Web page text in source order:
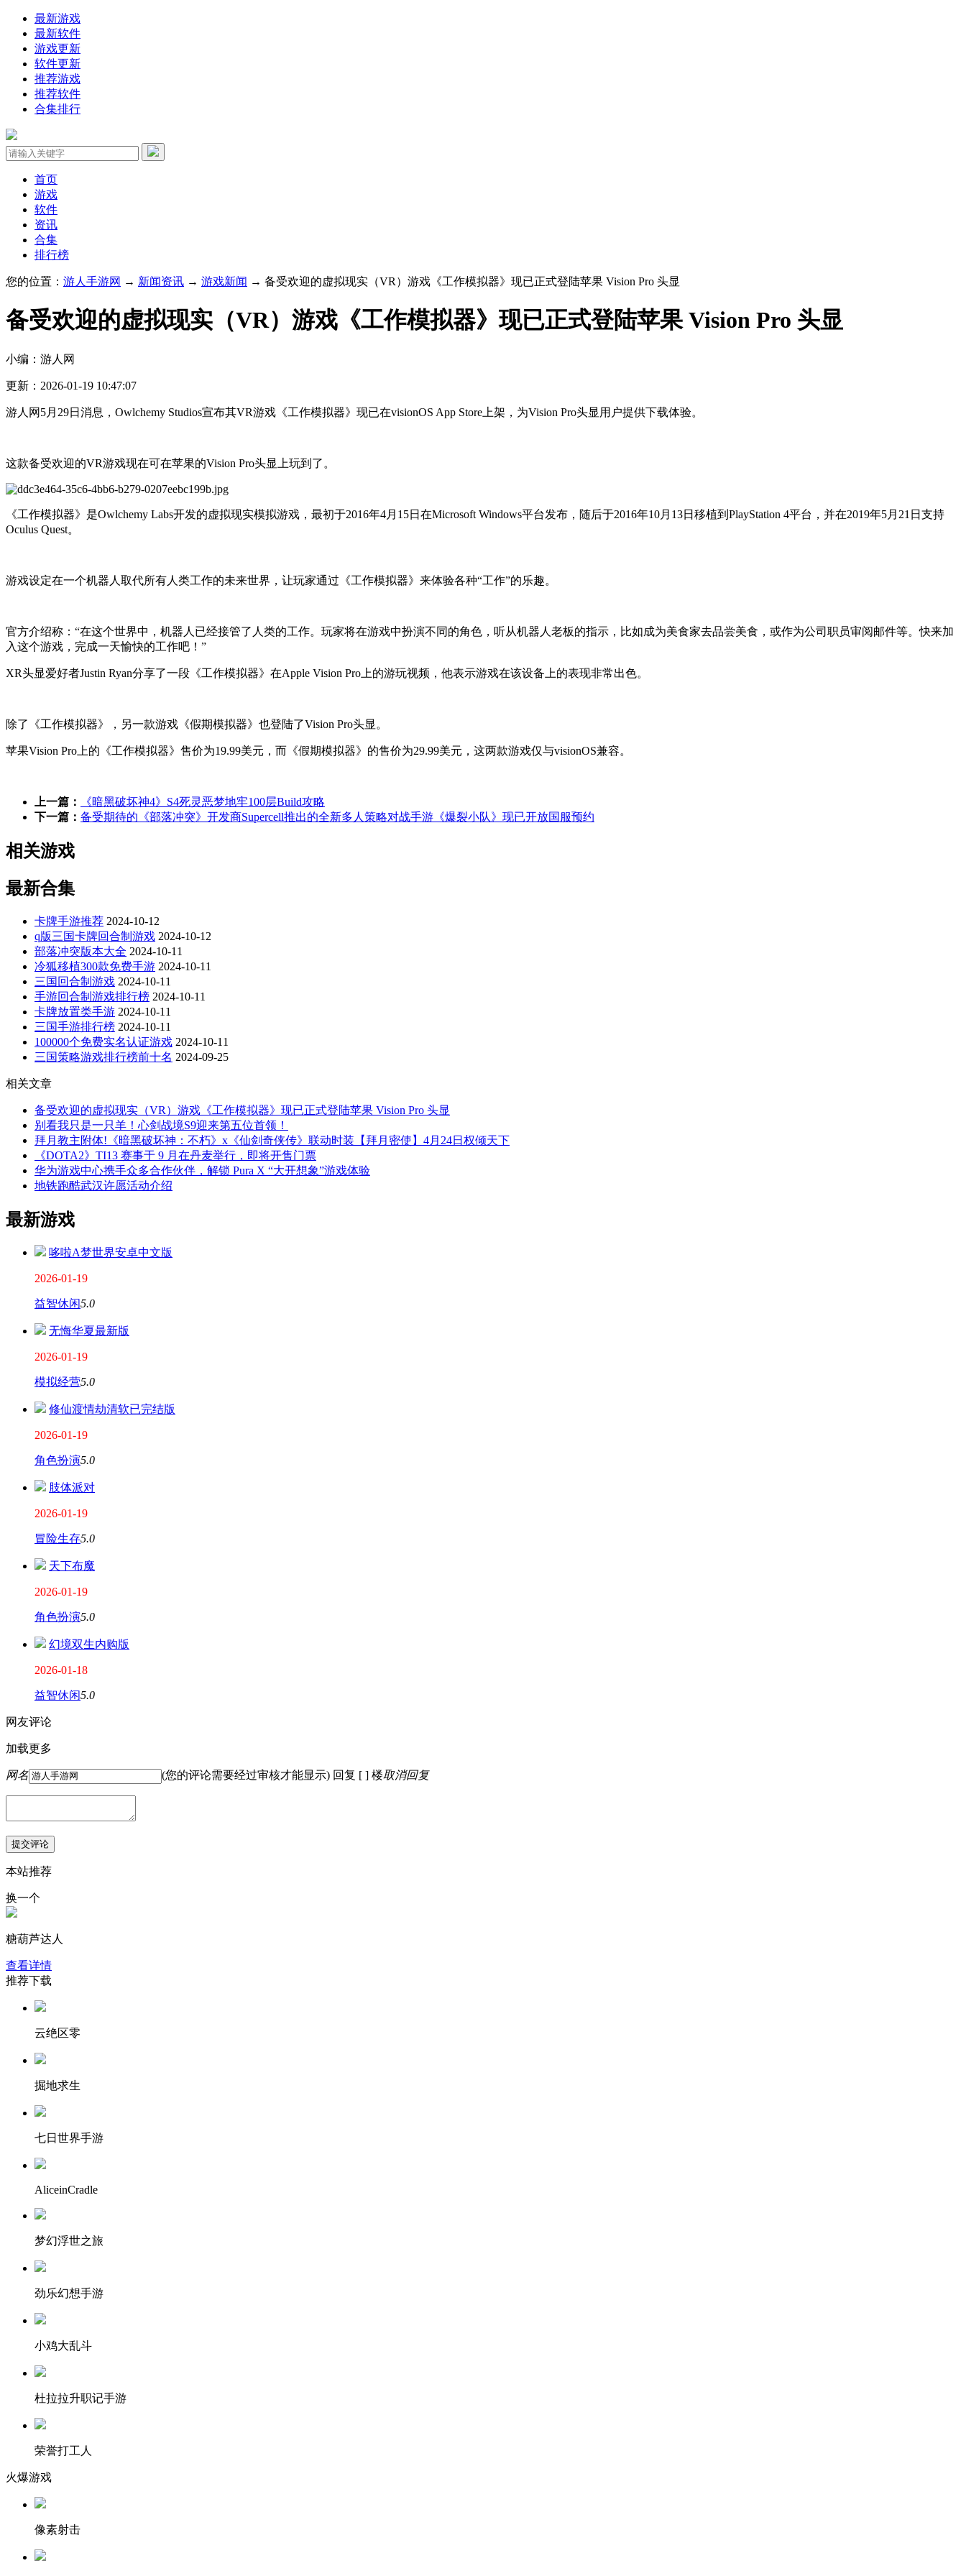
最新游戏
最新软件
游戏更新
软件更新
推荐游戏
推荐软件
合集排行
首页
游戏
软件
资讯
合集
排行榜
您的位置： 游人手游网 → 新闻资讯 → 游戏新闻 → 备受欢迎的虚拟现实（VR）游戏《工作模拟器》现已正式登陆苹果 Vision Pro 头显
备受欢迎的虚拟现实（VR）游戏《工作模拟器》现已正式登陆苹果 Vision Pro 头显
小编：游人网
更新：2026-01-19 10:47:07
游人网5月29日消息，Owlchemy Studios宣布其VR游戏《工作模拟器》现已在visionOS App Store上架，为Vision Pro头显用户提供下载体验。
这款备受欢迎的VR游戏现在可在苹果的Vision Pro头显上玩到了。
《工作模拟器》是Owlchemy Labs开发的虚拟现实模拟游戏，最初于2016年4月15日在Microsoft Windows平台发布，随后于2016年10月13日移植到PlayStation 4平台，并在2019年5月21日支持
Oculus Quest。
游戏设定在一个机器人取代所有人类工作的未来世界，让玩家通过《工作模拟器》来体验各种“工作”的乐趣。
官方介绍称：“在这个世界中，机器人已经接管了人类的工作。玩家将在游戏中扮演不同的角色，听从机器人老板的指示，比如成为美食家去品尝美食，或作为公司职员审阅邮件等。快来加
入这个游戏，完成一天愉快的工作吧！”
XR头显爱好者Justin Ryan分享了一段《工作模拟器》在Apple Vision Pro上的游玩视频，他表示游戏在该设备上的表现非常出色。
除了《工作模拟器》，另一款游戏《假期模拟器》也登陆了Vision Pro头显。
苹果Vision Pro上的《工作模拟器》售价为19.99美元，而《假期模拟器》的售价为29.99美元，这两款游戏仅与visionOS兼容。
上一篇：
《暗黑破坏神4》S4死灵恶梦地牢100层Build攻略
下一篇： 备受期待的《部落冲突》开发商Supercell推出的全新多人策略对战手游《爆裂小队》现已开放国服预约
相关游戏
最新合集
卡牌手游推荐 2024-10-12
q版三国卡牌回合制游戏 2024-10-12
部落冲突版本大全 2024-10-11
冷狐移植300款免费手游 2024-10-11
三国回合制游戏 2024-10-11
手游回合制游戏排行榜 2024-10-11
卡牌放置类手游 2024-10-11
三国手游排行榜 2024-10-11
100000个免费实名认证游戏 2024-10-11
三国策略游戏排行榜前十名 2024-09-25
相关文章
备受欢迎的虚拟现实（VR）游戏《工作模拟器》现已正式登陆苹果 Vision Pro 头显
别看我只是一只羊！心剑战境S9迎来第五位首领！
拜月教主附体!《暗黑破坏神：不朽》x《仙剑奇侠传》联动时装【拜月密使】4月24日权倾天下
《DOTA2》TI13 赛事于 9 月在丹麦举行，即将开售门票
华为游戏中心携手众多合作伙伴，解锁 Pura X “大开想象”游戏体验
地铁跑酷武汉许愿活动介绍
最新游戏
哆啦A梦世界安卓中文版
2026-01-19
益智休闲5.0
无悔华夏最新版
2026-01-19
模拟经营5.0
修仙渡情劫清软已完结版
2026-01-19
角色扮演5.0
肢体派对
2026-01-19
冒险生存5.0
天下布魔
2026-01-19
角色扮演5.0
幻境双生内购版
2026-01-18
益智休闲5.0
网友评论
加载更多
网名 (您的评论需要经过审核才能显示) 回复 [ ] 楼取消回复
本站推荐
换一个
糖葫芦达人
查看详情
推荐下载
云绝区零
掘地求生
七日世界手游
AliceinCradle
梦幻浮世之旅
劲乐幻想手游
小鸡大乱斗
杜拉拉升职记手游
荣誉打工人
火爆游戏
像素射击